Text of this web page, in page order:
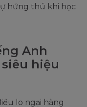
hứng thú khi học
Anh
hiệu
lo ngại hàng